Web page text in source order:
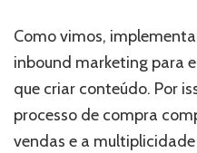
Como vimos,
inbound marketing para
que criar conteúdo. Por
processo de compra
vendas e a